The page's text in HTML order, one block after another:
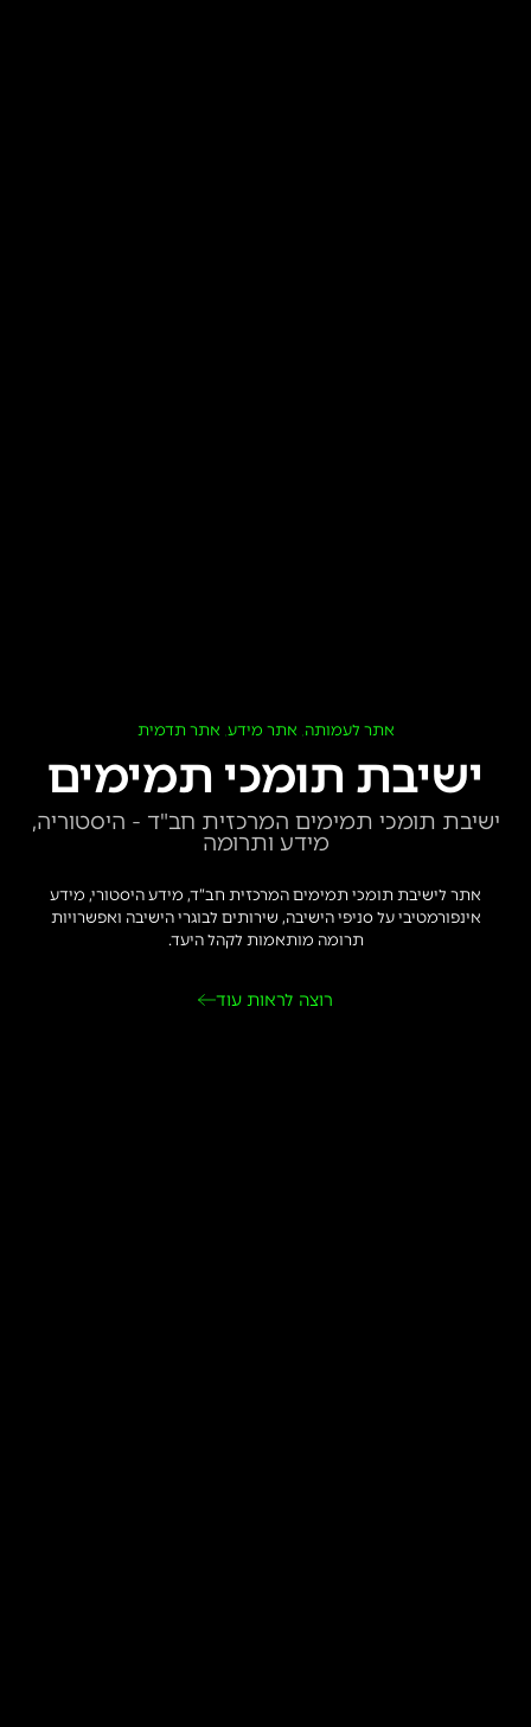
אתר לעמותה, אתר מידע, אתר תדמית
ישיבת תומכי תמימים
ישיבת תומכי תמימים המרכזית חב"ד - היסטוריה,
מידע ותרומה
אתר לישיבת תומכי תמימים המרכזית חב”ד, מידע היסטורי, מידע
אינפורמטיבי על סניפי הישיבה, שירותים לבוגרי הישיבה ואפשרויות
תרומה מותאמות לקהל היעד.
רוצה לראות עוד